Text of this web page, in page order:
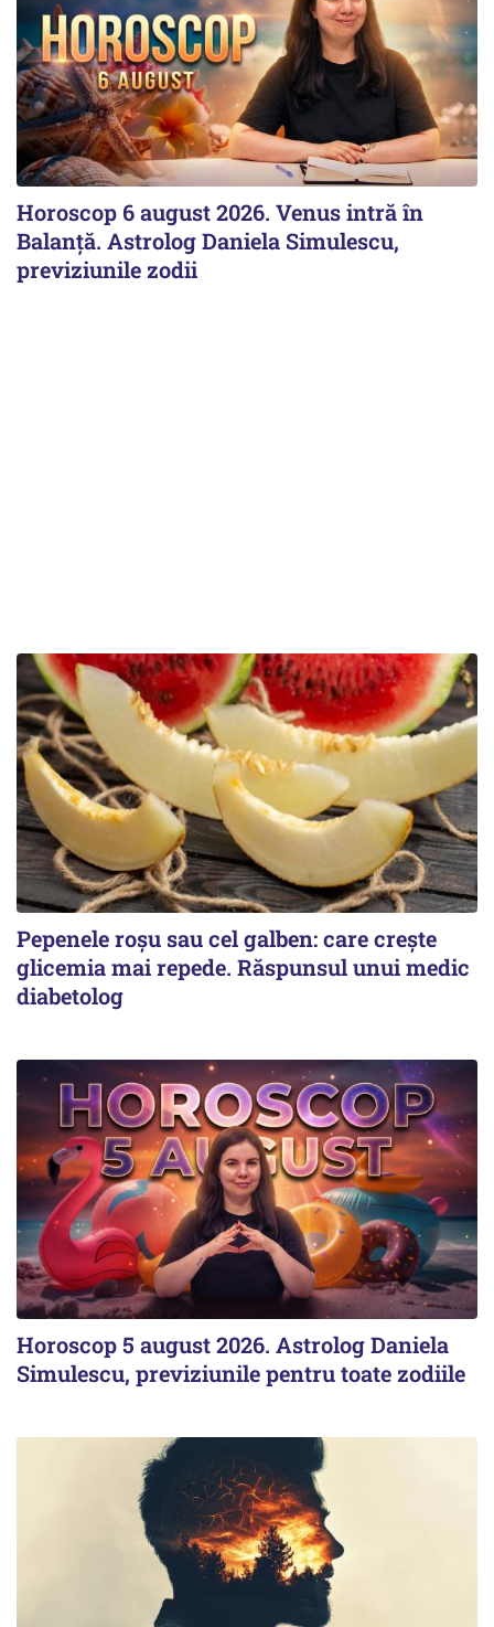
Horoscop 6 august 2026. Venus intră în
Balanță. Astrolog Daniela Simulescu,
previziunile zodii
Pepenele roșu sau cel galben: care crește
glicemia mai repede. Răspunsul unui medic
diabetolog
Horoscop 5 august 2026. Astrolog Daniela
Simulescu, previziunile pentru toate zodiile